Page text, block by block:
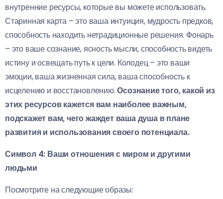
внутренние ресурсы, которые вы можете использовать.
Старинная карта – это ваша интуиция, мудрость предков,
способность находить нетрадиционные решения. Фонарь
– это ваше сознание, ясность мысли, способность видеть
истину и освещать путь к цели. Колодец – это ваши
эмоции, ваша жизненная сила, ваша способность к
исцелению и восстановлению.Осознание того, какой из
этих ресурсов кажется вам наиболее важным,
подскажет вам, чего жаждет ваша душа в плане
развития и использования своего потенциала.
Символ 4: Ваши отношения с миром и другими
людьми
Посмотрите на следующие образы: